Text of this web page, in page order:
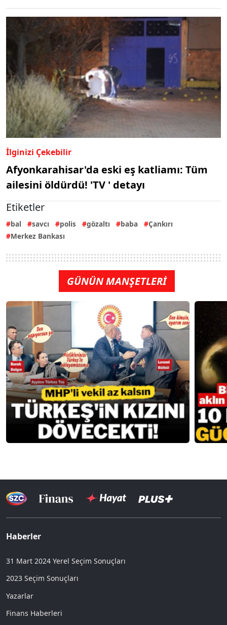
İlginizi Çekebilir
Afyonkarahisar'da eski eş katliamı: Tüm
ailesini öldürdü! 'TV ' detayı
Etiketler
bal savcı polis gözaltı baba
Çankırı
Merkez Bankası
GÜNÜN MANŞETLERİ
Haberler
31 Mart 2024 Yerel Seçim Sonuçları
2023 Seçim Sonuçları
Yazarlar
Finans Haberleri